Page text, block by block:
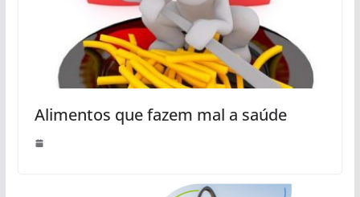
Alimentos que fazem mal a saúde